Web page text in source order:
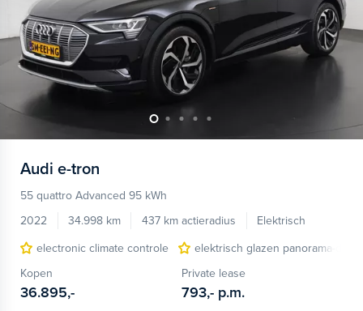
Audi e-tron
55 quattro Advanced 95 kWh
2022
34.998 km 437 km actieradius
Elektrisch
electronic climate controle
elektrisch glazen panorama-dak
Kopen
36.895,-
Private lease
793,- p.m.